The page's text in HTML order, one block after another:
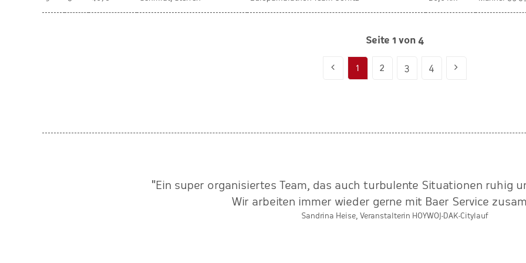
Seite 1 von 4
1 2 3 4
"Ein super organisiertes Team, das auch turbulente Situationen ruhig
Wir arbeiten immer wieder gerne mit Baer Service
Sandrina Heise, Veranstalterin HOYWOJ-DAK-Citylauf